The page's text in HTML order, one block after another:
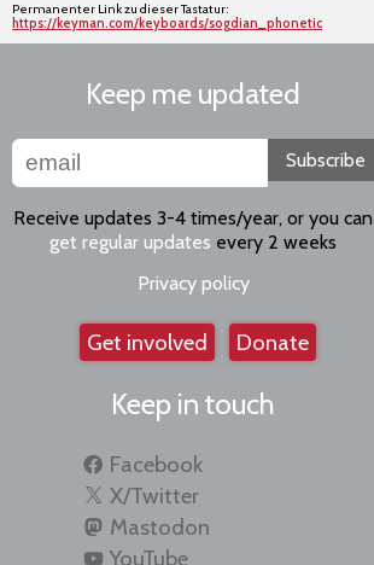
Permanenter Link zu dieser Tastatur:
https://keyman.com/keyboards/sogdian_phonetic
Keep me updated
Subscribe
Receive updates 3-4 times/year, or you can
get regular updates every 2 weeks
Privacy policy
Get involved Donate
Keep in touch
Facebook
X/Twitter
Mastodon
YouTube